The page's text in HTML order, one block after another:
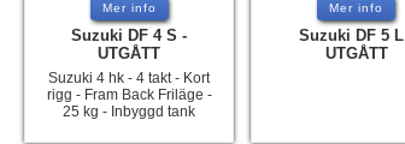
Mer info
Suzuki DF 4 S -
UTGÅTT
Suzuki 4 hk - 4 takt - Kort
rigg - Fram Back Friläge -
25 kg - Inbyggd tank
Mer info
Suzuki DF 5
UTGÅTT